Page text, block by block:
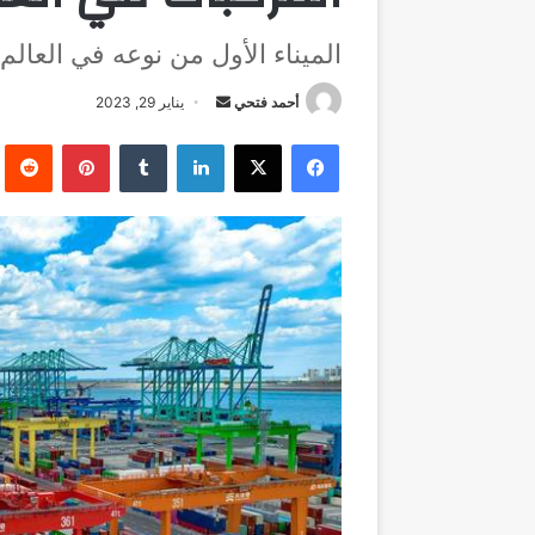
الميناء الأول من نوعه في
أحمد فتحي
أرسل
إلكترونيا
يناير 29, 2023
فيسبوك ‫X لينكدإن بينتيريست